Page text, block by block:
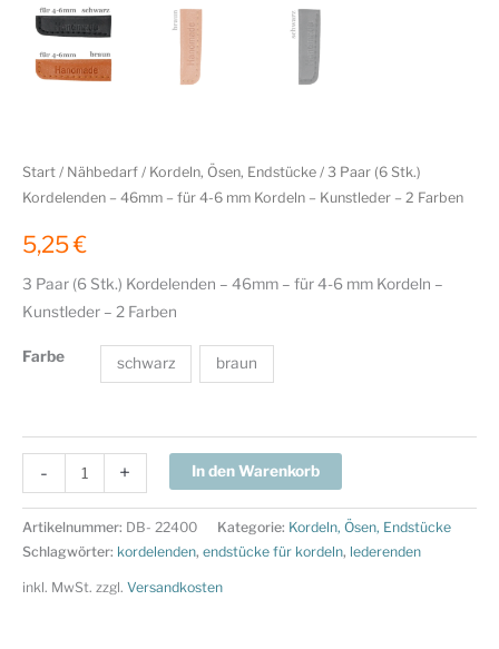
Start / Nähbedarf / Kordeln, Ösen, Endstücke / 3 Paar (6 Stk.)
Kordelenden – 46mm – für 4-6 mm Kordeln – Kunstleder – 2 Farben
5,25€
3 Paar (6 Stk.) Kordelenden – 46mm – für 4-6 mm Kordeln –
Kunstleder – 2 Farben
Farbe schwarz braun
-
Paar
(6
Stk.)
+ In den Warenkorb
Artikelnummer: DB- 22400 Kategorie: Kordeln, Ösen, Endstücke
Schlagwörter: kordelenden, endstücke für kordeln, lederenden
inkl. MwSt. zzgl. Versandkosten